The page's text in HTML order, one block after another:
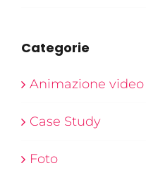
Categorie
Animazione video
Case Study
Foto